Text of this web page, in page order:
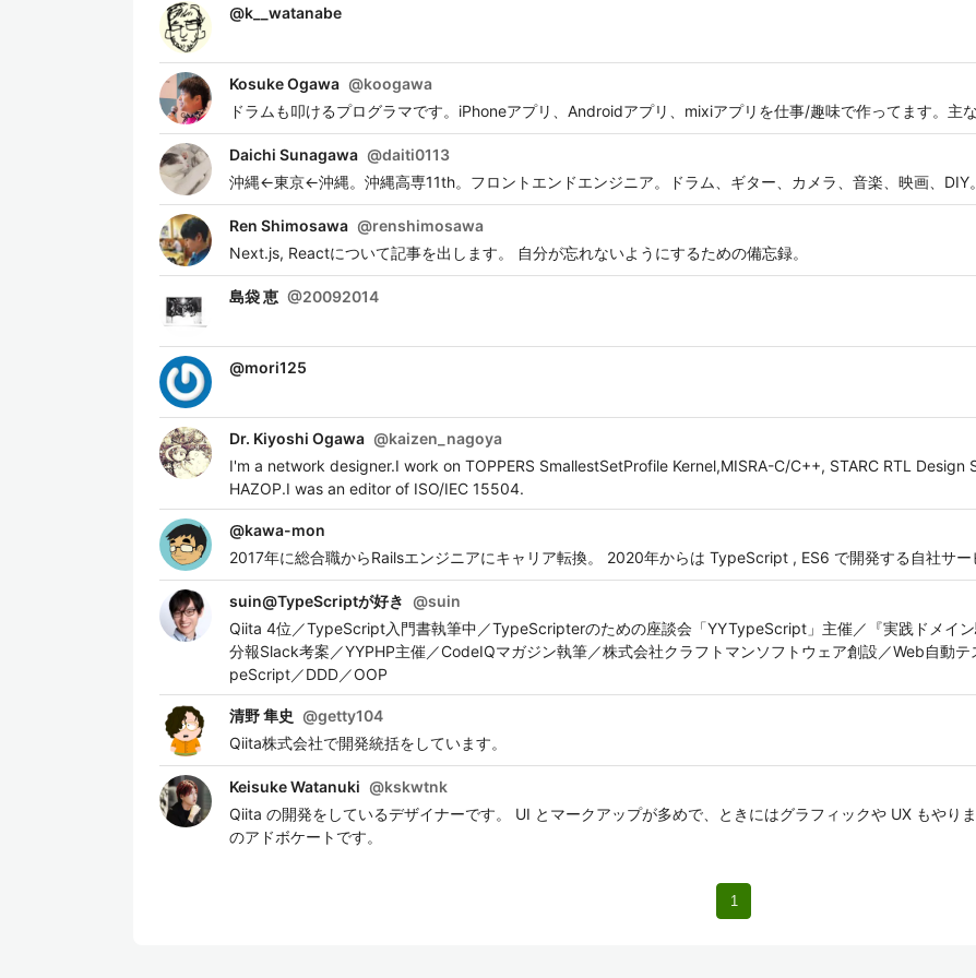
@k__watanabe
Kosuke Ogawa @koogawa
ドラムも叩けるプログラマです。iPhoneアプリ、Androidアプリ、mixiアプリを仕事/趣味で作ってます。
Daichi Sunagawa @daiti0113
沖縄←東京←沖縄。沖縄高専11th。フロントエンドエンジニア。ドラム、ギター、カメラ、音楽、映画、DIY。
Ren Shimosawa @renshimosawa
Next.js, Reactについて記事を出します。 自分が忘れないようにするための備忘録。
島袋 恵 @20092014
@mori125
Dr. Kiyoshi Ogawa @kaizen_nagoya
I'm a network designer.I work on TOPPERS SmallestSetProfile Kernel,MISRA-C/C++, STARC RTL Design
HAZOP.I was an editor of ISO/IEC 15504.
@kawa-mon
2017年に総合職からRailsエンジニアにキャリア転換。 2020年からは TypeScript , ES6 で開発する自社サー
suin@TypeScriptが好き @suin
Qiita 4位／TypeScript入門書執筆中／TypeScripterのための座談会「YYTypeScript」主催／『実践ドメイ
分報Slack考案／YYPHP主催／CodeIQマガジン執筆／株式会社クラフトマンソフトウェア創設／Web自動
peScript／DDD／OOP
清野 隼史 @getty104
Qiita株式会社で開発統括をしています。
Keisuke Watanuki @kskwtnk
Qiita の開発をしているデザイナーです。 UI とマークアップが多めで、ときにはグラフィックや UX もやり
のアドボケートです。
1